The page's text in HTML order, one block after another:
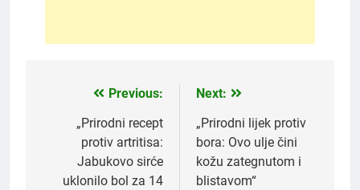
navigation
Previous:
„Prirodni recept
protiv artritisa:
Jabukovo sirće
uklonilo bol za 14
Next:
„Prirodni lijek protiv
bora: Ovo ulje čini
kožu zategnutom i
blistavom“